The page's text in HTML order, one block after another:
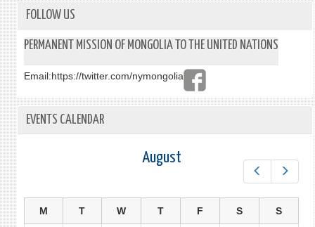
FOLLOW US
PERMANENT MISSION OF MONGOLIA TO THE UNITED NATIONS
Email:https://twitter.com/nymongolia
EVENTS CALENDAR
August
M T W T F S S